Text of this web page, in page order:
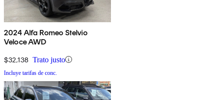
2024 Alfa Romeo Stelvio
Veloce AWD
$32,138 Trato justo
Incluye tarifas de conc.